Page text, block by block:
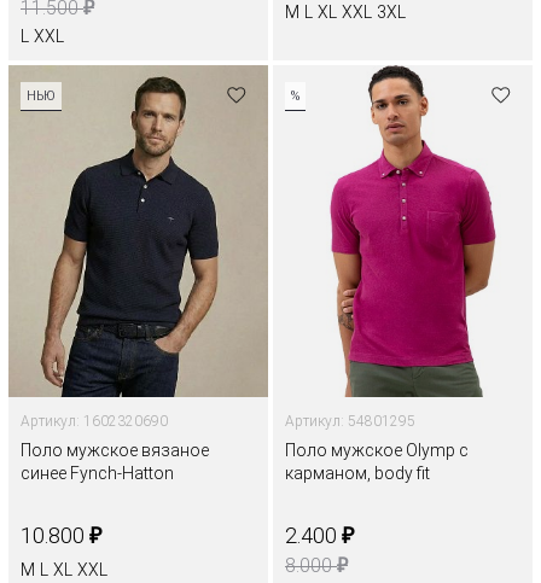
11.500₽
XXL
M XL XXL 3XL
НЬЮ
Артикул: 1602320690
Поло мужское вязаное
синее Fynch-Hatton
10.800 ₽
M XL XXL
%
Артикул: 54801295
Поло мужское Olymp с
карманом, body fit
2.400 ₽
8.000₽